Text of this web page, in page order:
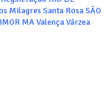
Milagres Santa RosaSÃO
MAValençaVárzea